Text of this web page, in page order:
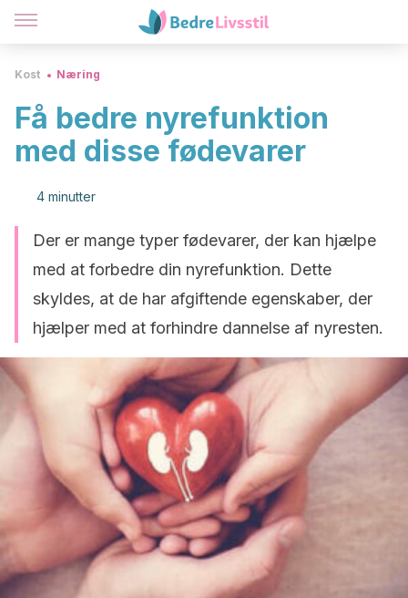
Kost Næring
Få bedre nyrefunktion
med disse fødevarer
4 minutter
Der er mange typer fødevarer, der kan hjælpe
med at forbedre din nyrefunktion. Dette
skyldes, at de har afgiftende egenskaber, der
hjælper med at forhindre dannelse af nyresten.